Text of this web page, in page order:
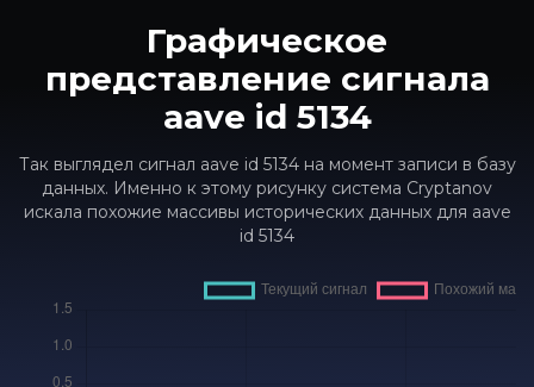
Графическое
представление сигнала
aave id 5134
Так выглядел сигнал aave id 5134 на момент записи в базу
данных. Именно к этому рисунку система Cryptanov
искала похожие массивы исторических данных для aave
id 5134